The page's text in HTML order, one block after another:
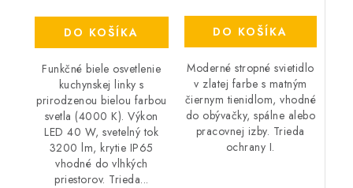
DO KOŠÍKA
Funkčné biele osvetlenie
kuchynskej linky s
prirodzenou bielou farbou
svetla (4000 K). Výkon
LED 40 W, svetelný tok
3200 lm, krytie IP65
vhodné do vlhkých
priestorov. Trieda...
DO KOŠÍKA
Moderné stropné svietidlo
v zlatej farbe s matným
čiernym tienidlom, vhodné
do obývačky, spálne alebo
pracovnej izby. Trieda
ochrany I.